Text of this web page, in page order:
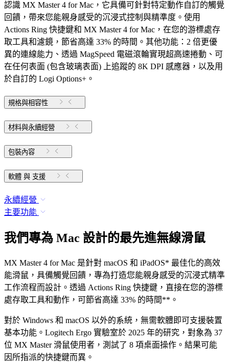
認識 MX Master 4 for Mac，它具備可針對特定動作自訂的觸覺
回饋，帶來您能親身感受的沉浸式控制與精準度。使用
Actions Ring 快捷鍵和 MX Master 4 for Mac，在您的游標處存
取工具和濾鏡，節省高達 33% 的時間。其他功能：2 倍更優
異的連線能力、透過 MagSpeed 電磁滾輪實現超高速捲動、可
在任何表面 (包含玻璃表面) 上追蹤的 8K DPI 感應器，以及用
於自訂的 Logi Options+。
規格與相容性
材料與永續經營
包裝內容
軟體 與 支援
永續經營
主要功能
我們專為 Mac 設計的最先進無線滑鼠
MX Master 4 for Mac 是針對 macOS 和 iPadOS* 最佳化的高效
能滑鼠，具備觸覺回饋，專為打造您能親身感受的沉浸式精準
工作流程而設計。透過 Actions Ring 快捷鍵，直接在您的游標
處存取工具和動作，可節省高達 33% 的時間**。
對於 Windows 和 macOS 以外的系統，無需軟體即可支援裝置
基本功能。Logitech Ergo 實驗室於 2025 年的研究，對象為 37
位 MX Master 滑鼠使用者，測試了 8 項桌面操作。結果可能
因所指派的快捷鍵而異。